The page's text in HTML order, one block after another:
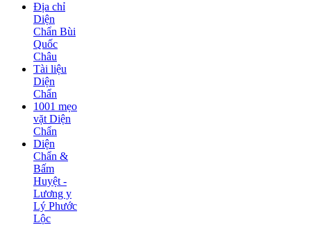
Địa chỉ
Diện
Chẩn Bùi
Quốc
Châu
Tài liệu
Diện
Chẩn
1001 mẹo
vặt Diện
Chẩn
Diện
Chẩn &
Bấm
Huyệt -
Lương y
Lý Phước
Lộc